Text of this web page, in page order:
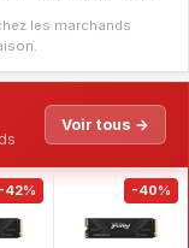
les marchands
Voir tous →
-42% -40%